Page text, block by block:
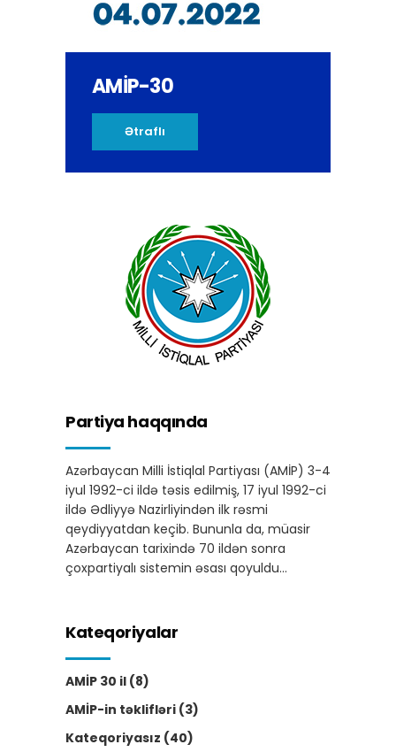
AMİP-30
Ətraflı
Partiya haqqında
Azərbaycan Milli İstiqlal Partiyası (AMİP) 3-4
iyul 1992-ci ildə təsis edilmiş, 17 iyul 1992-ci
ildə Ədliyyə Nazirliyindən ilk rəsmi
qeydiyyatdan keçib. Bununla da, müasir
Azərbaycan tarixində 70 ildən sonra
çoxpartiyalı sistemin əsası qoyuldu…
Kateqoriyalar
AMİP 30 il (8)
AMİP-in təklifləri (3)
Kateqoriyasız (40)